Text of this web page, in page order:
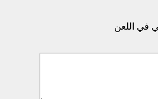
في اللعن